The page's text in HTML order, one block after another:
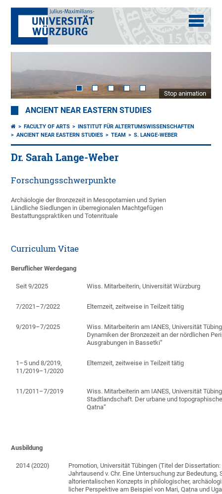
Stop animation
ANCIENT NEAR EASTERN STUDIES
FACULTY OF ARTS
INSTITUT FÜR ALTERTUMSWISSENSCHAFTEN
ANCIENT NEAR EASTERN STUDIES
TEAM S. LANGE-WEBER
Dr. Sarah Lange-Weber
Forschungsschwerpunkte
Archäologie der Bronzezeit in Mesopotamien und Syrien
Ländliche Siedlungen in überregionalen Machtgefügen
Bestattungspraktiken und Totenrituale
Curriculum Vitae
Beruflicher Werdegang
Seit 9/2025 Wiss. Mitarbeiterin, Universität Würz­burg
7/2021–7/2022 Elternzeit, zeitweise in Teilzeit tätig
9/2019–7/2025
Wiss. Mitarbeiterin am IANES, Universität
Dynamiken der Bronzezeit an der nördlichen
Ausgrabungen in Bassetki“
1–5 und 8/2019,
11/2019–1/2020
Elternzeit, zeitweise in Teilzeit tätig
11/2011–7/2019
Wiss. Mitarbeiterin am IANES, Universität
Stadt­land­schaft. Der urbane und
Qatna“
Ausbildung
2014 (2020)
Promotion, Universität Tübingen (Titel der Disser­ta­tion:
Jahrtausend v. Chr. Eine Untersuchung zur
altorientali­schen Konzepts in philologischer,
licher Perspektive am Beispiel von Mari, Qaṭna und